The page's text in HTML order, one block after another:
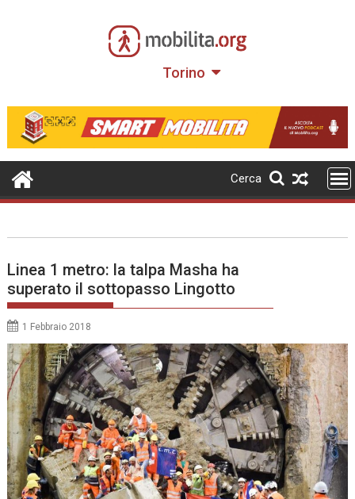
Torino
Cerca
Linea 1 metro: la talpa Masha ha
superato il sottopasso Lingotto
1 Febbraio 2018